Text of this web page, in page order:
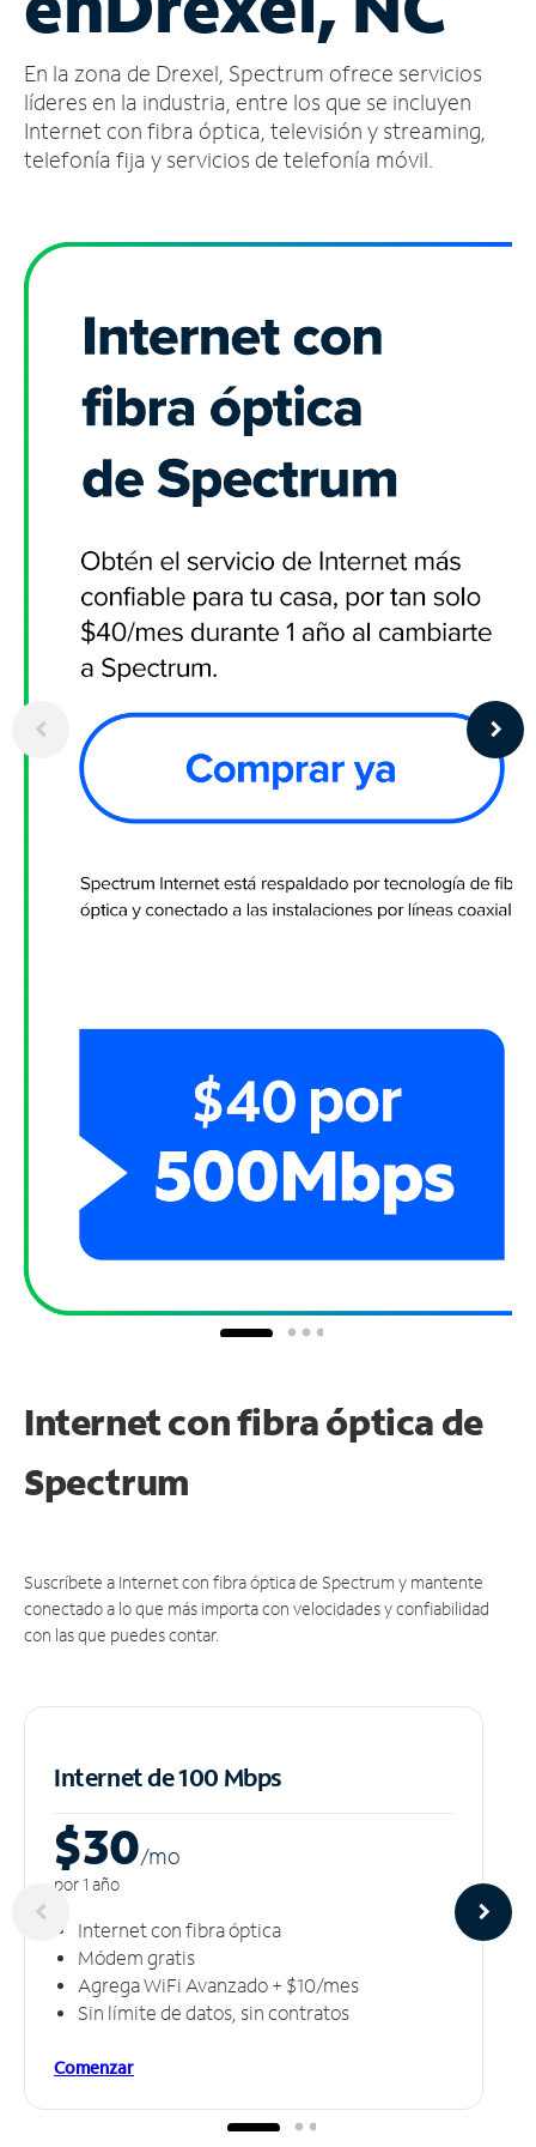
cuenta
Encuentra
una
tienda
En la zona de Drexel, Spectrum ofrece servicios
líderes en la industria, entre los que se incluyen
Internet con fibra óptica, televisión y streaming,
telefonía fija y servicios de telefonía móvil.
Internet con fibra óptica de
Spectrum
Suscríbete a Internet con fibra óptica de Spectrum y mantente
conectado a lo que más importa con velocidades y confiabilidad
con las que puedes contar.
Internet de 100 Mbps
$30/mo
por 1 año
Internet con fibra óptica
Módem gratis
Agrega WiFi Avanzado + $10/mes
Sin límite de datos, sin contratos
Comenzar